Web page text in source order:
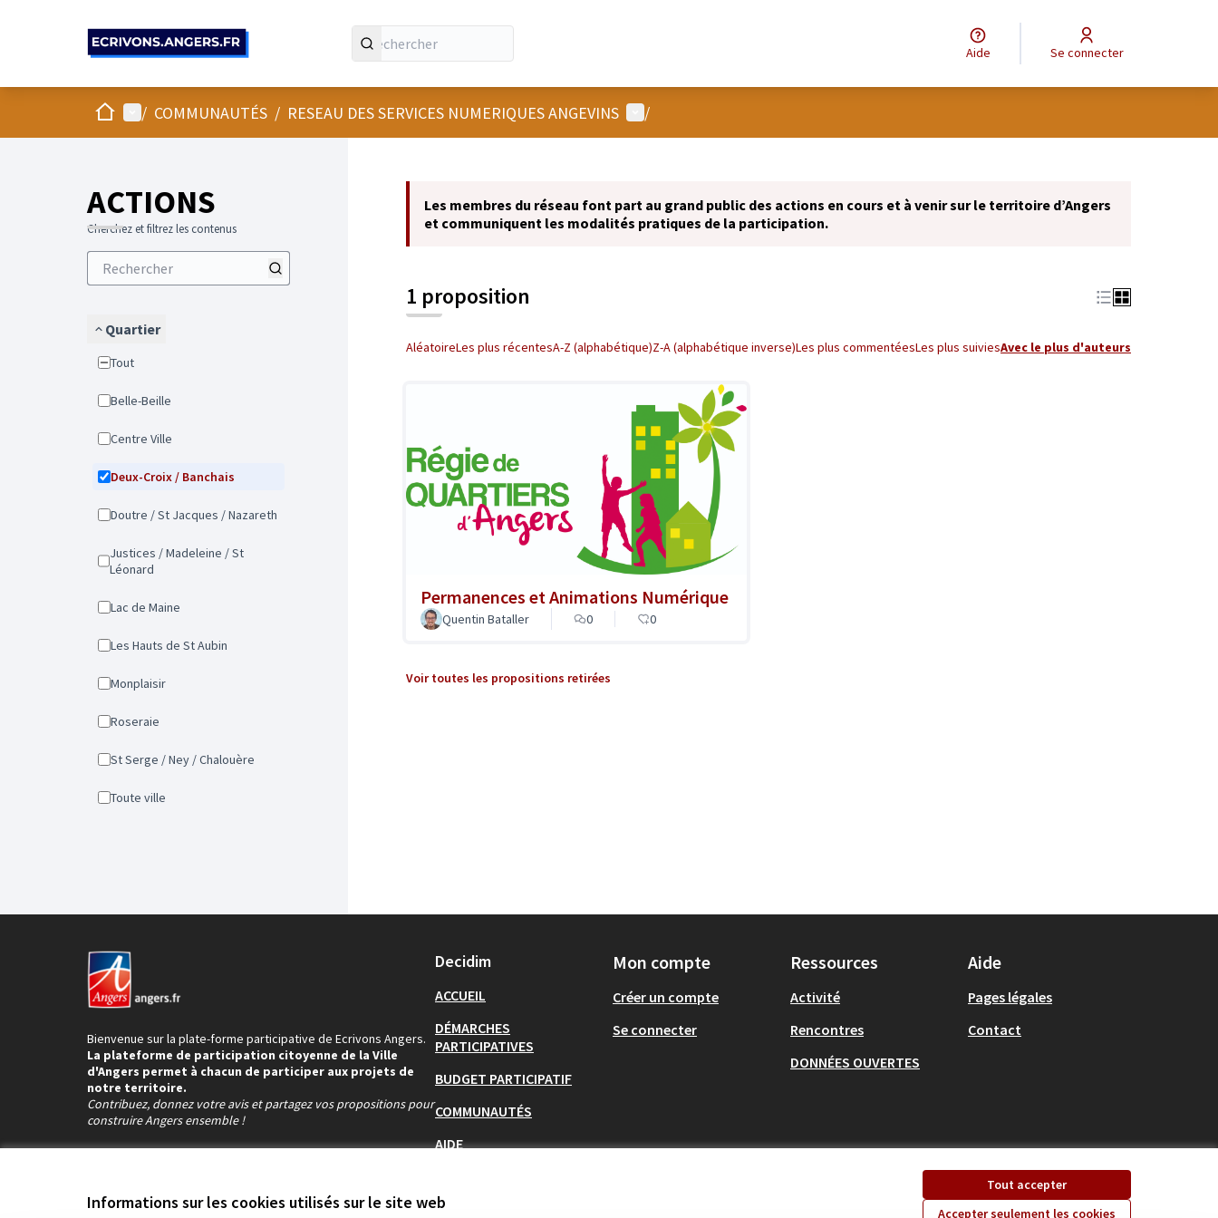
Informations sur les cookies utilisés sur le site web
Tout accepter
Accepter seulement les cookies
Aide Se connecter
AccueilMenu principal
/ COMMUNAUTÉS / RESEAU DES SERVICES NUMERIQUES ANGEVINS Menu utilisateur
/
ACTIONS
Cherchez et filtrez les contenus
Quartier
Tout
Belle-Beille
Centre Ville
Deux-Croix / Banchais
Doutre / St Jacques / Nazareth
Justices / Madeleine / St
Léonard
Lac de Maine
Les Hauts de St Aubin
Monplaisir
Roseraie
St Serge / Ney / Chalouère
Toute ville
Les membres du réseau font part au grand public des actions en cours et à venir sur le territoire d’Angers
et communiquent les modalités pratiques de la participation.
1 proposition
AléatoireLes plus récentesA-Z (alphabétique)Z-A (alphabétique inverse)Les plus commentéesLes plus suiviesAvec le plus d'auteurs
Permanences et Animations Numérique
Quentin Bataller 0 0
Voir toutes les propositions retirées
Bienvenue sur la plate-forme participative de Ecrivons Angers.
La plateforme de participation citoyenne de la Ville
d'Angers permet à chacun de participer aux projets de
notre territoire.
Contribuez, donnez votre avis et partagez vos propositions pour
construire Angers ensemble !
Decidim
ACCUEIL
DÉMARCHES
PARTICIPATIVES
BUDGET PARTICIPATIF
COMMUNAUTÉS
AIDE
Mon compte
Créer un compte
Se connecter
Ressources
Activité
Rencontres
DONNÉES OUVERTES
Aide
Pages légales
Contact